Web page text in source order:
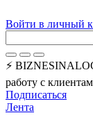
Войти в личный
⚡
работу с
Подписаться
Лента